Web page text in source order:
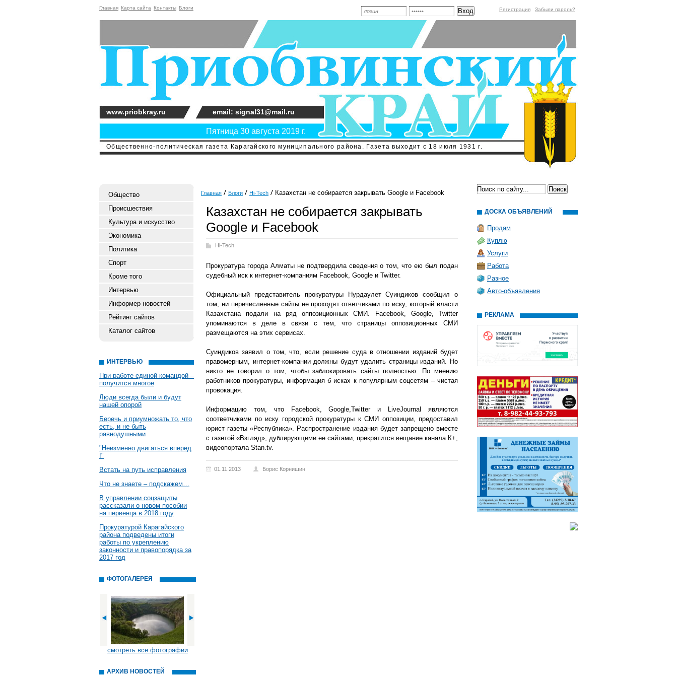
Главная Карта сайта Контакты Блоги Регистрация Забыли пароль?
Общественно-политическая газета Карагайского муниципального района. Газета выходит с 18 июля 1931 г.
Пятница 30 августа 2019 г.
www.priobkray.ru email: signal31@mail.ru
Общество
Происшествия
Культура и искусство
Экономика
Политика
Спорт
Кроме того
Интервью
Информер новостей
Рейтинг сайтов
Каталог сайтов
ИНТЕРВЬЮ
При работе единой командой –
получится многое
Люди всегда были и будут
нашей опорой
Беречь и приумножать то, что
есть, и не быть
равнодушными
"Неизменно двигаться вперед
!"
Встать на путь исправления
Что не знаете – подскажем…
В управлении соцзащиты
рассказали о новом пособии
на первенца в 2018 году
Прокуратурой Карагайского
района подведены итоги
работы по укреплению
законности и правопорядка за
2017 год
ФОТОГАЛЕРЕЯ
смотреть все фотографии
АРХИВ НОВОСТЕЙ
Главная Блоги Hi-Tech Казахстан не собирается закрывать Google и Facebook
Казахстан не собирается закрывать
Google и Facebook
Hi-Tech
Прокуратура города Алматы не подтвердила сведения о том, что ею был подан
судебный иск к интернет-компаниям Facebook, Google и Twitter.
Официальный представитель прокуратуры Нурдаулет Суиндиков сообщил о
том, ни перечисленные сайты не проходят ответчиками по иску, который власти
Казахстана подали на ряд оппозиционных СМИ. Facebook, Google, Twitter
упоминаются в деле в связи с тем, что страницы оппозиционных СМИ
размещаются на этих сервисах.
Суиндиков заявил о том, что, если решение суда в отношении изданий будет
правомерным, интернет-компании должны будут удалить страницы изданий. Но
никто не говорил о том, чтобы заблокировать сайты полностью. По мнению
работников прокуратуры, информация б исках к популярным соцсетям – чистая
провокация.
Информацию том, что Facebook, Google,Twitter и LiveJournal являются
соответчиками по иску городской прокуратуры к СМИ оппозиции, предоставил
юрист газеты «Республика». Распространение издания будет запрещено вместе
с газетой «Взгляд», дублирующими ее сайтами, прекратится вещание канала К+,
видеопортала Stan.tv.
01.11.2013 Борис Корнишин
ДОСКА ОБЪЯВЛЕНИЙ
Продам
Куплю
Услуги
Работа
Разное
Авто-объявления
РЕКЛАМА